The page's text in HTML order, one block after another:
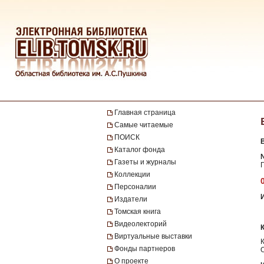
Главная страница
Самые читаемые
ПОИСК
Каталог фонда
Газеты и журналы
Коллекции
Персоналии
Издатели
Томская книга
Видеолекторий
Виртуальные выставки
Фонды партнеров
О проекте